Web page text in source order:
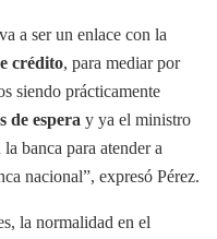
a ser un enlace con la
crédito, para mediar por
siendo prácticamente
de espera y ya el ministro
banca para atender a
nacional”, expresó Pérez.
la normalidad en el